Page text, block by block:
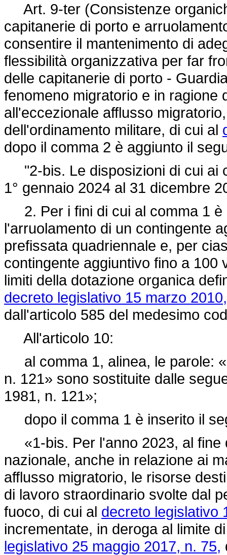
Art. 9-ter (Consistenze
capitanerie di porto e
consentire il mantenimento di
flessibilità organizzativa per far
delle capitanerie di porto -
fenomeno migratorio e in ragione
all'eccezionale afflusso
dell'ordinamento militare, di cui al
dopo il comma 2 è aggiunto il
"2-bis. Le disposizioni di cui ai
1° gennaio 2024 al 31 dicembre
2. Per i fini di cui al comma 1 è
l'arruolamento di un contingente
prefissata quadriennale e, per
contingente aggiuntivo fino a 100
limiti della dotazione organica
decreto legislativo 15 marzo
dall'articolo 585 del medesimo
All'articolo 10:
al comma 1, alinea, le parole:
n. 121» sono sostituite dalle
1981, n. 121»;
dopo il comma 1 è inserito il
«1-bis. Per l'anno 2023, al fine
nazionale, anche in relazione ai
afflusso migratorio, le risorse
di lavoro straordinario svolte dal
fuoco, di cui al decreto legislativo
incrementate, in deroga al limite
legislativo 25 maggio 2017, n. 75,